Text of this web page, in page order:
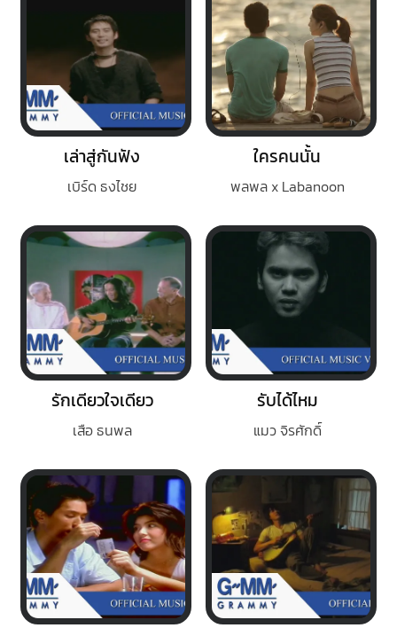
เล่าสู่กันฟัง
เบิร์ด ธงไชย
ใครคนนั้น
พลพล x Labanoon
รักเดียวใจเดียว
เสือ ธนพล
รับได้ไหม
แมว จิรศักดิ์